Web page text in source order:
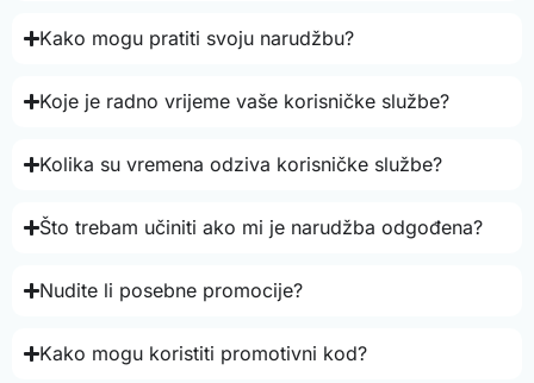
Kako mogu pratiti svoju narudžbu?
Koje je radno vrijeme vaše korisničke službe?
Kolika su vremena odziva korisničke službe?
Što trebam učiniti ako mi je narudžba odgođena?
Nudite li posebne promocije?
Kako mogu koristiti promotivni kod?